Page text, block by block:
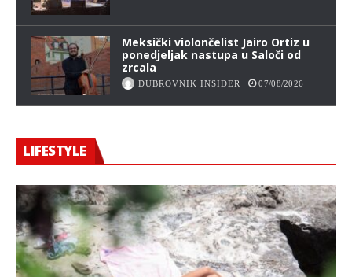
Meksički violončelist Jairo Ortiz u
ponedjeljak nastupa u Saloči od
zrcala
DUBROVNIK INSIDER 07/08/2026
LIFESTYLE